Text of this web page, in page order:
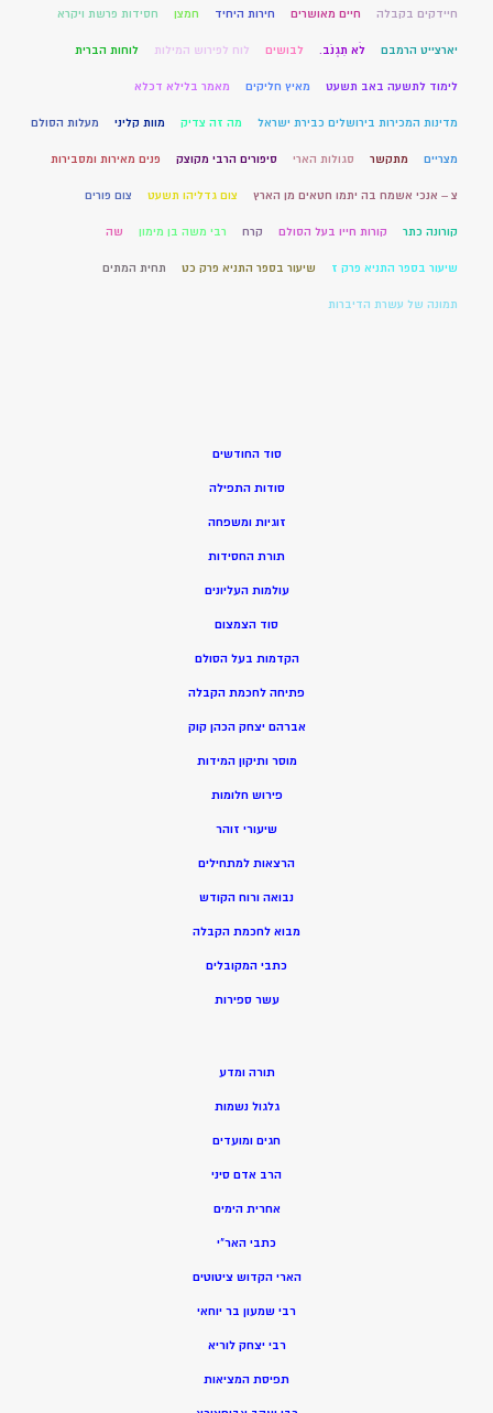
חיידקים בקבלה חיים מאושרים חירות היחיד חמצן חסידות פרשת ויקרא
יארצייט הרמבם לֹא תִגְנֹב. לבושים לוח לפירוש המילות לוחות הברית
לימוד לתשעה באב תשעט מאיץ חליקים מאמר בלילא דכלא
מדינות המכירות בירושלים כבירת ישראל מה זה צדיק מוות קליני מעלות הסולם
מצריים מתקשר סגולות הארי סיפורים הרבי מקוצק פנים מאירות ומסבירות
צ – אנכי אשמח בה יתמו חטאים מן הארץ צום גדליהו תשעט צום פורים
קורונה כתר קורות חייו בעל הסולם קרח רבי משה בן מימון שה
שיעור בספר התניא פרק ז שיעור בספר התניא פרק כט תחית המתים
תמונה של עשרת הדיברות
סוד החודשים
סודות התפילה
זוגיות ומשפחה
תורת החסידות
עולמות העליונים
סוד הצמצום
הקדמות בעל הסולם
פתיחה לחכמת הקבלה
אברהם יצחק הכהן קוק
מוסר ותיקון המידות
פירוש חלומות
שיעורי זוהר
הרצאות למתחילים
נבואה ורוח הקודש
מבוא לחכמת הקבלה
כתבי המקובלים
עשר ספירות
תורה ומדע
גלגול נשמות
חגים ומועדים
הרב אדם סיני
אחרית הימים
כתבי האר”י
הארי הקדוש ציטוטים
רבי שמעון בר יוחאי
רבי יצחק לוריא
תפיסת המציאות